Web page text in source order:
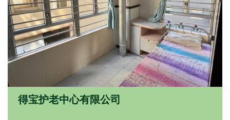
得宝护老中心有限公司